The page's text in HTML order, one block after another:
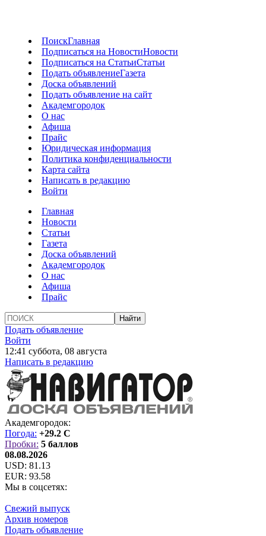
ПоискГлавная
Подписаться на НовостиНовости
Подписаться на СтатьиСтатьи
Подать объявлениеГазета
Доска объявлений
Подать объявление на сайт
Академгородок
О нас
Афиша
Прайс
Юридическая информация
Политика конфиденциальности
Карта сайта
Написать в редакцию
Войти
Главная
Новости
Статьи
Газета
Доска объявлений
Академгородок
О нас
Афиша
Прайс
Подать объявление
Войти
12:41 суббота, 08 августа
Написать в редакцию
Академгородок:
Погода: +29.2 C
Пробки: 5 баллов
08.08.2026
USD: 81.13
EUR: 93.58
Мы в соцсетях:
Свежий выпуск
Архив номеров
Подать объявление